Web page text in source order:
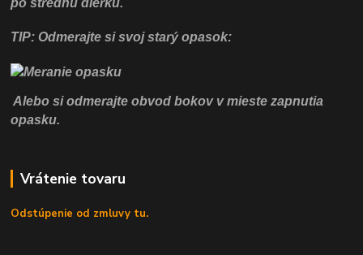
po strednú dierku.
TIP: Odmerajte si svoj starý opasok:
Alebo si odmerajte obvod bokov v mieste zapnutia
opasku.
Vrátenie tovaru
Odstúpenie od zmluvy tu.